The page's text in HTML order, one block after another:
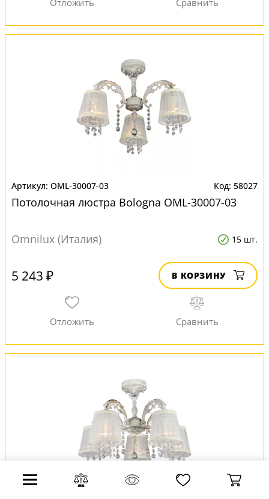
OML-30007-03 58027
Потолочная люстра Bologna OML-30007-03
Omnilux (Италия) 15 шт.
5 243 ₽ В КОРЗИНУ